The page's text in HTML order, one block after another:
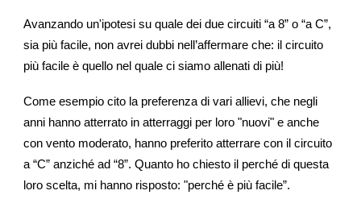
Avanzando un'ipotesi su quale dei due circuiti “a 8” o “a C”,
sia più facile, non avrei dubbi nell’affermare che: il circuito
più facile è quello nel quale ci siamo allenati di più!
Come esempio cito la preferenza di vari allievi, che negli
anni hanno atterrato in atterraggi per loro "nuovi" e anche
con vento moderato, hanno preferito atterrare con il circuito
a “C” anziché ad “8”. Quanto ho chiesto il perché di questa
loro scelta, mi hanno risposto: "perché è più facile”.